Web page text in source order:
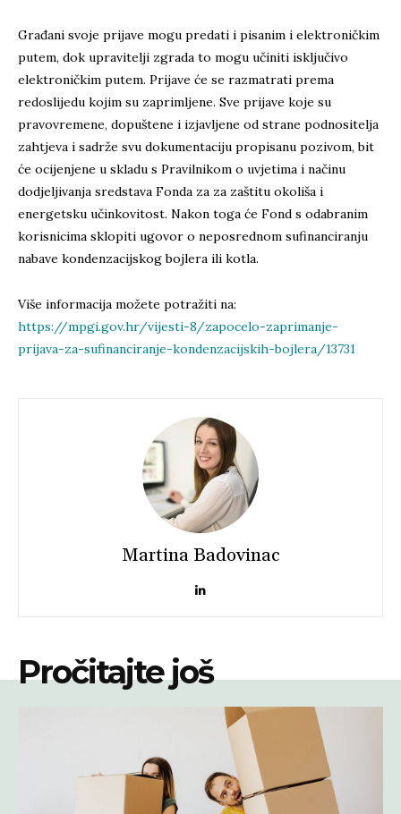
Građani svoje prijave mogu predati i pisanim i elektroničkim
putem, dok upravitelji zgrada to mogu učiniti isključivo
elektroničkim putem. Prijave će se razmatrati prema
redoslijedu kojim su zaprimljene. Sve prijave koje su
pravovremene, dopuštene i izjavljene od strane podnositelja
zahtjeva i sadrže svu dokumentaciju propisanu pozivom, bit
će ocijenjene u skladu s Pravilnikom o uvjetima i načinu
dodjeljivanja sredstava Fonda za za zaštitu okoliša i
energetsku učinkovitost. Nakon toga će Fond s odabranim
korisnicima sklopiti ugovor o neposrednom sufinanciranju
nabave kondenzacijskog bojlera ili kotla.
Više informacija možete potražiti na:
https://mpgi.gov.hr/vijesti-8/zapocelo-zaprimanje-
prijava-za-sufinanciranje-kondenzacijskih-bojlera/13731
Martina Badovinac
Pročitajte još